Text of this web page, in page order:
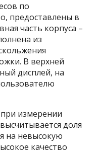
по
предоставлены в
часть корпуса –
из
В верхней
дисплей, на
измерении
доля
на невысокую
качество